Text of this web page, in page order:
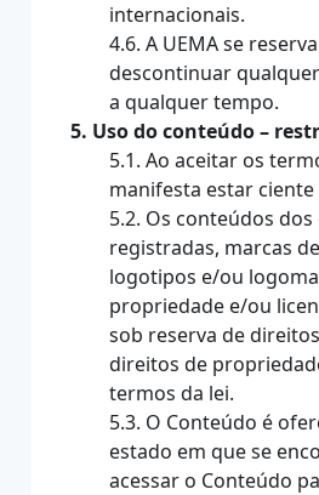
internacionais.
4.6. A UEMA se
descontinuar
a qualquer tempo.
5. Uso do conteúdo –
5.1. Ao aceitar os
manifesta estar ciente
5.2. Os conteúdos
registradas, marcas
logotipos e/ou
propriedade e/ou
sob reserva de
direitos de
termos da lei.
5.3. O Conteúdo é
estado em que se
acessar o Conteúdo